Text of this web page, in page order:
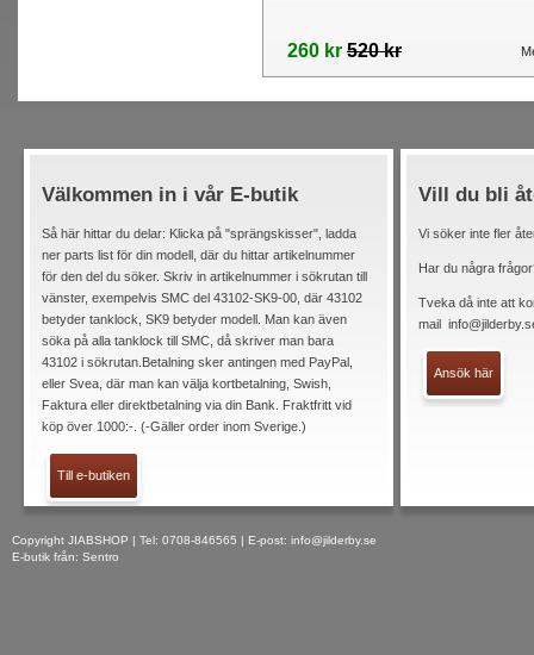
260 kr 520 kr
Välkommen in i vår E-butik
Så här hittar du delar: Klicka på "sprängskisser", ladda
ner parts list för din modell, där du hittar artikelnummer
för den del du söker. Skriv in artikelnummer i sökrutan till
vänster, exempelvis SMC del 43102-SK9-00, där 43102
betyder tanklock, SK9 betyder modell. Man kan även
söka på alla tanklock till SMC, då skriver man bara
43102 i sökrutan.Betalning sker antingen med PayPal,
eller Svea, där man kan välja kortbetalning, Swish,
Faktura eller direktbetalning via din Bank. Fraktfritt vid
köp över 1000:-. (-Gäller order inom Sverige.)
Till e-butiken
Vill du bli
Vi söker inte fler
Har du några
Tveka då inte att
mail
Ansök här
Copyright JIABSHOP | Tel: 0708-846565 | E-post: info@jilderby.se
E-butik från: Sentro